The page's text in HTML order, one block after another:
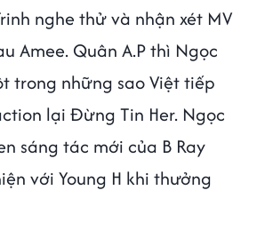
nghe thử và nhận xét MV
Amee. Quân A.P thì Ngọc
trong những sao Việt tiếp
lại Đừng Tin Her. Ngọc
sáng tác mới của B Ray
với Young H khi thưởng